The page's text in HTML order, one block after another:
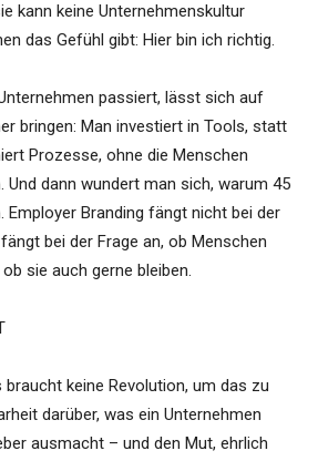
kann keine Unternehmenskultur
das Gefühl gibt: Hier bin ich richtig.
passiert, lässt sich auf
bringen: Man investiert in Tools, statt
Prozesse, ohne die Menschen
Und dann wundert man sich, warum 45
Employer Branding fängt nicht bei der
bei der Frage an, ob Menschen
sie auch gerne bleiben.
braucht keine Revolution, um das zu
darüber, was ein Unternehmen
ausmacht – und den Mut, ehrlich